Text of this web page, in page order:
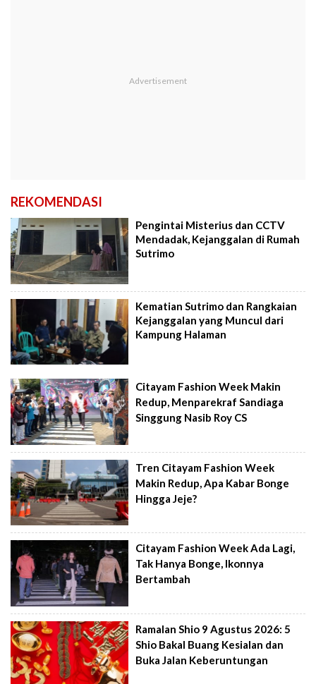
REKOMENDASI
Pengintai Misterius dan CCTV
Mendadak, Kejanggalan di Rumah
Sutrimo
Kematian Sutrimo dan Rangkaian
Kejanggalan yang Muncul dari
Kampung Halaman
Citayam Fashion Week Makin
Redup, Menparekraf Sandiaga
Singgung Nasib Roy CS
Tren Citayam Fashion Week
Makin Redup, Apa Kabar Bonge
Hingga Jeje?
Citayam Fashion Week Ada Lagi,
Tak Hanya Bonge, Ikonnya
Bertambah
Ramalan Shio 9 Agustus 2026: 5
Shio Bakal Buang Kesialan dan
Buka Jalan Keberuntungan